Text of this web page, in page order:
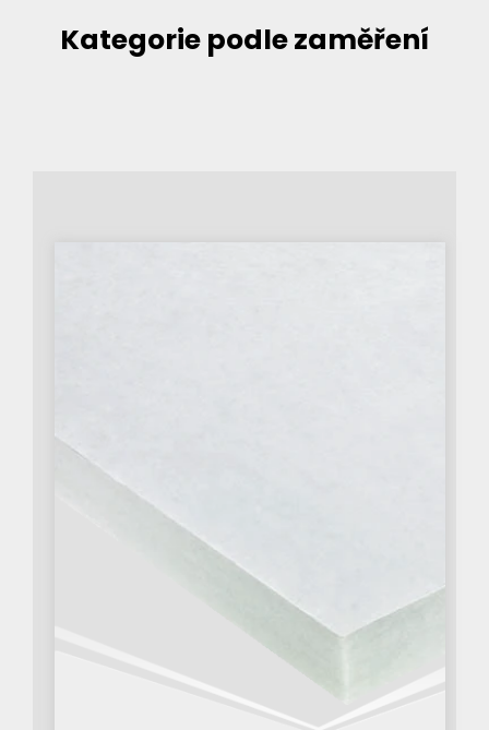
Kategorie podle zaměření